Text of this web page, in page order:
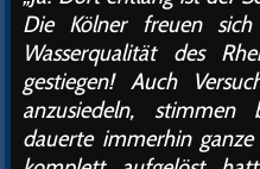
Die Kölner freuen
Wasserqualität des
gestiegen! Auch
anzusiedeln, stimmen
dauerte immerhin